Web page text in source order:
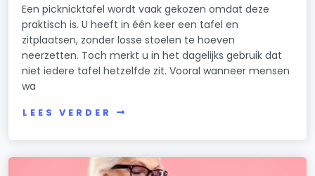
Een picknicktafel wordt vaak gekozen omdat deze
praktisch is. U heeft in één keer een tafel en
zitplaatsen, zonder losse stoelen te hoeven
neerzetten. Toch merkt u in het dagelijks gebruik dat
niet iedere tafel hetzelfde zit. Vooral wanneer mensen
wa
LEES VERDER